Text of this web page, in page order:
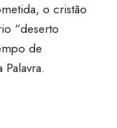
o cristão
“deserto
de